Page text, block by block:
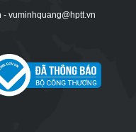
- vuminhquang@hptt.vn